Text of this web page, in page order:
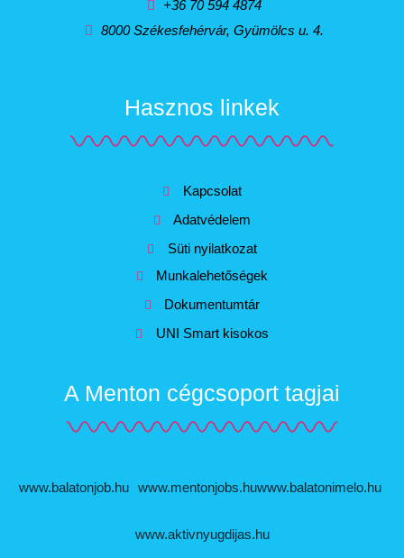
+36 70 594 4874
8000 Székesfehérvár, Gyümölcs u. 4.
A Menton cégcsoport tagjai
www.balatonjob.hu www.mentonjobs.huwww.balatonimelo.hu
www.aktivnyugdijas.hu
Hasznos linkek
Kapcsolat
Adatvédelem
Süti nyilatkozat
Munkalehetőségek
Dokumentumtár
UNI Smart kisokos